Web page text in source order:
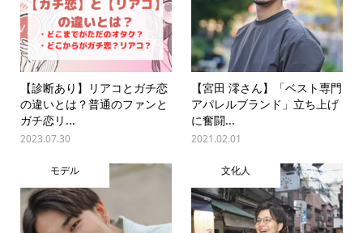
【診断あり】リアコとガチ恋
の違いとは？普通のファンと
ガチ恋リ...
2023.07.30
【宮田 澪さん】「ベスト専門
アパレルブランド」立ち上げ
に奮闘...
2021.02.01
モデル 文化人